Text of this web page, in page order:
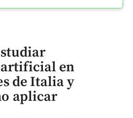
en
de Italia y
aplicar